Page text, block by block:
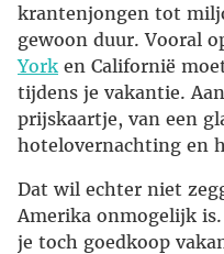
krantenjongen tot
gewoon duur. Vooral
York en Californië
tijdens je vakantie.
prijskaartje, van een
hotelovernachting en
Dat wil echter niet
Amerika onmogelijk
je toch goedkoop